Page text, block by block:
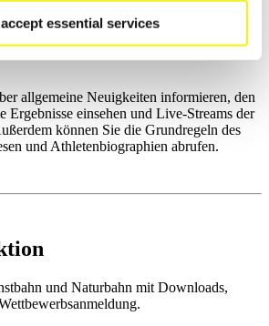
essential services
allgemeine Neuigkeiten informieren, den
Ergebnisse einsehen und Live-Streams der
können Sie die Grundregeln des
und Athletenbiographien abrufen.
und Naturbahn mit Downloads,